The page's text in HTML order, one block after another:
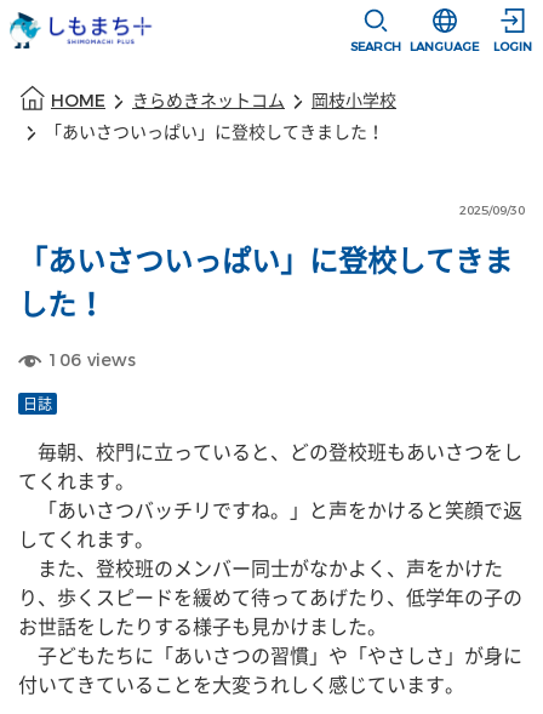
SEARCH
選択すると言
LANGUAGE LOGIN
HOME きらめきネットコム
岡枝小学校
「あいさついっぱい」に登校してきました！
2025/09/30
「あいさついっぱい」に登校してきま
した！
106 views
日誌
毎朝、校門に立っていると、どの登校班もあいさつをし
てくれます。
「あいさつバッチリですね。」と声をかけると笑顔で返
してくれます。
また、登校班のメンバー同士がなかよく、声をかけた
り、歩くスピードを緩めて待ってあげたり、低学年の子の
お世話をしたりする様子も見かけました。
子どもたちに「あいさつの習慣」や「やさしさ」が身に
付いてきていることを大変うれしく感じています。